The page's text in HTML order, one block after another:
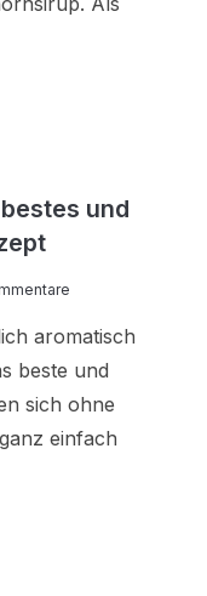
und
aromatisch
beste und
sich ohne
einfach